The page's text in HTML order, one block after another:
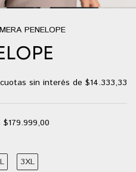
PENELOPE
cuotas sin interés de $14.333,33
$179.999,00
3XL